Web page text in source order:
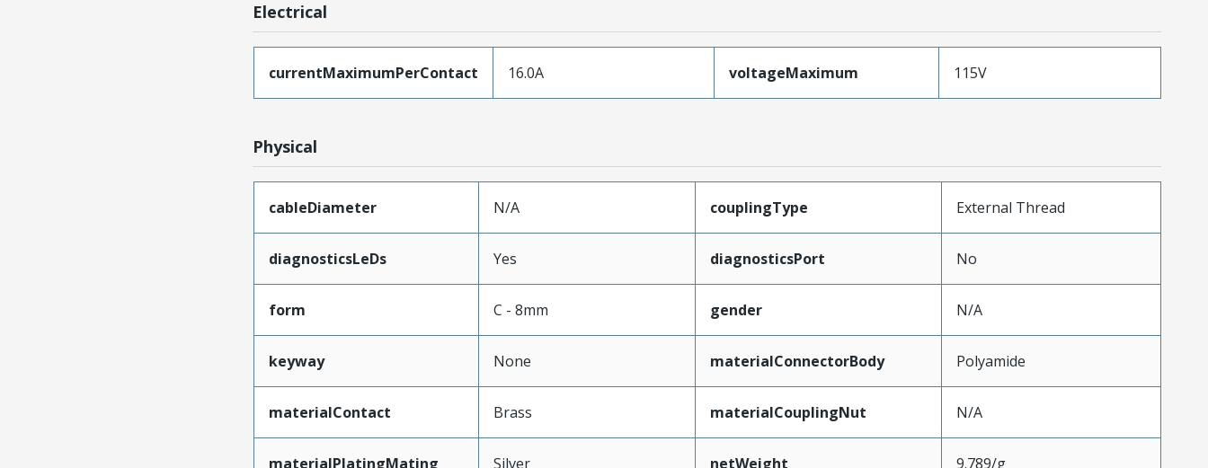
Electrical
currentMaximumPerContact 16.0A voltageMaximum 115V
Physical
cableDiameter N/A couplingType External Thread
diagnosticsLeDs Yes diagnosticsPort No
form C - 8mm gender N/A
keyway None materialConnectorBody Polyamide
materialContact Brass materialCouplingNut N/A
materialPlatingMating Silver netWeight 9.789/g